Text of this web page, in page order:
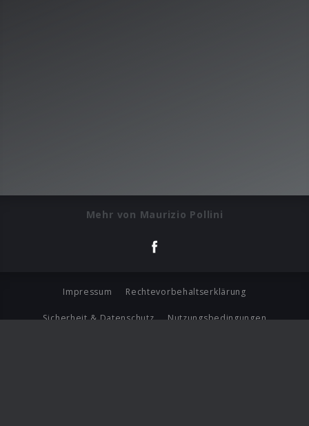
Mehr von Maurizio Pollini
Impressum Rechtevorbehaltserklärung
Sicherheit & Datenschutz Nutzungsbedingungen